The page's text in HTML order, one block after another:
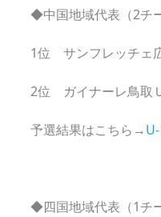
◆中国地域代表（2
1位 サンフレッチェ
2位 ガイナーレ鳥取
予選結果はこちら→
◆四国地域代表（1